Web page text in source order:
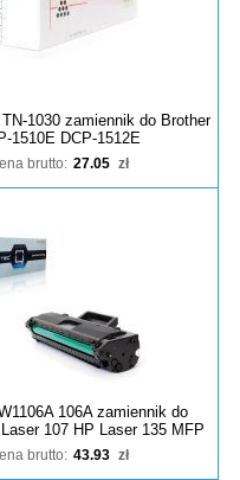
1030 zamiennik do Brother
1510E DCP-1512E
brutto: 27.05 zł
106A zamiennik do
107 HP Laser 135 MFP
brutto: 43.93 zł